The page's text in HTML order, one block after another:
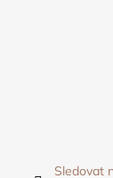
Sledovat